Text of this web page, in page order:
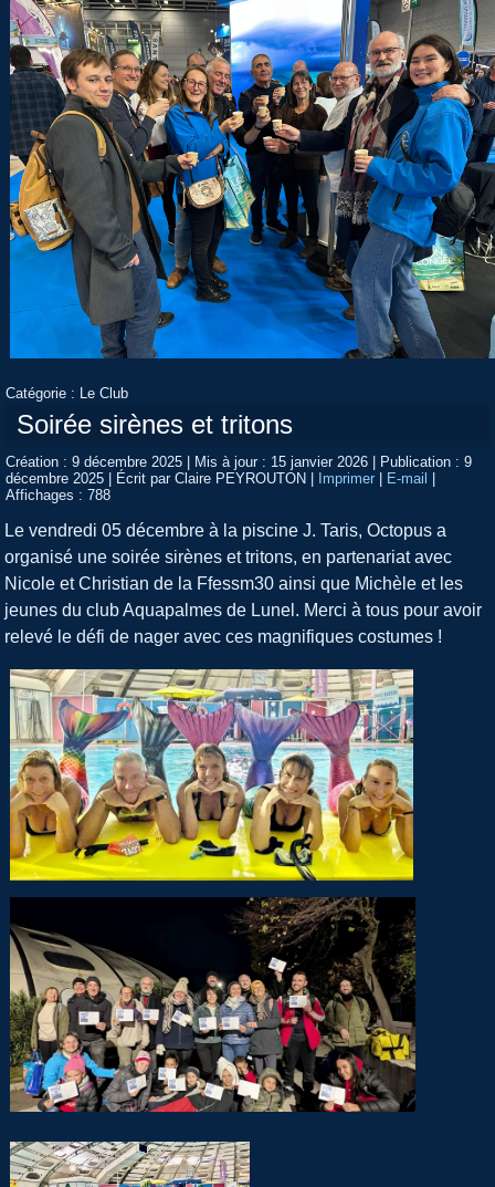
Catégorie : Le Club
Soirée sirènes et tritons
Création : 9 décembre 2025 Mis à jour : 15 janvier 2026
Publication : 9
décembre 2025
Écrit par Claire PEYROUTON Imprimer E-mail
Affichages : 788
Le vendredi 05 décembre à la piscine J. Taris, Octopus a
organisé une soirée sirènes et tritons, en partenariat avec
Nicole et Christian de la Ffessm30 ainsi que Michèle et les
jeunes du club Aquapalmes de Lunel. Merci à tous pour avoir
relevé le défi de nager avec ces magnifiques costumes !